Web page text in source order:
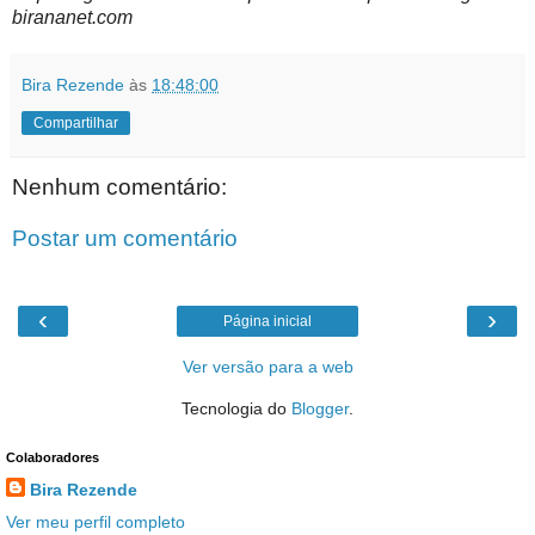
birananet.com
Bira Rezende às 18:48:00
Compartilhar
Nenhum comentário:
Postar um comentário
‹ ›
Página inicial
Ver versão para a web
Tecnologia do Blogger.
Colaboradores
Bira Rezende
Ver meu perfil completo